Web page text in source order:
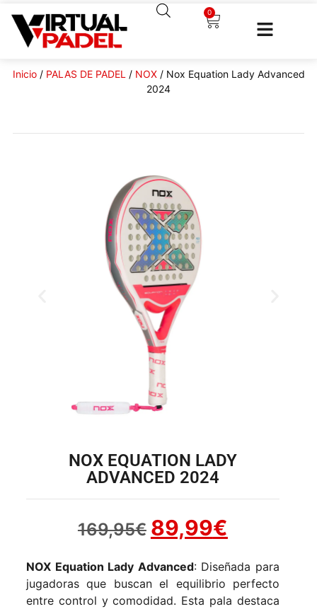
0
Inicio/ PALAS DE PADEL / NOX/ Nox Equation Lady Advanced
2024
NOX EQUATION LADY
ADVANCED 2024
169,95€ 89,99€
NOX Equation Lady Advanced: Diseñada para
jugadoras que buscan el equilibrio perfecto
entre control y comodidad. Esta pala destaca